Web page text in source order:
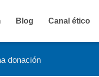
donación
Blog Canal ético